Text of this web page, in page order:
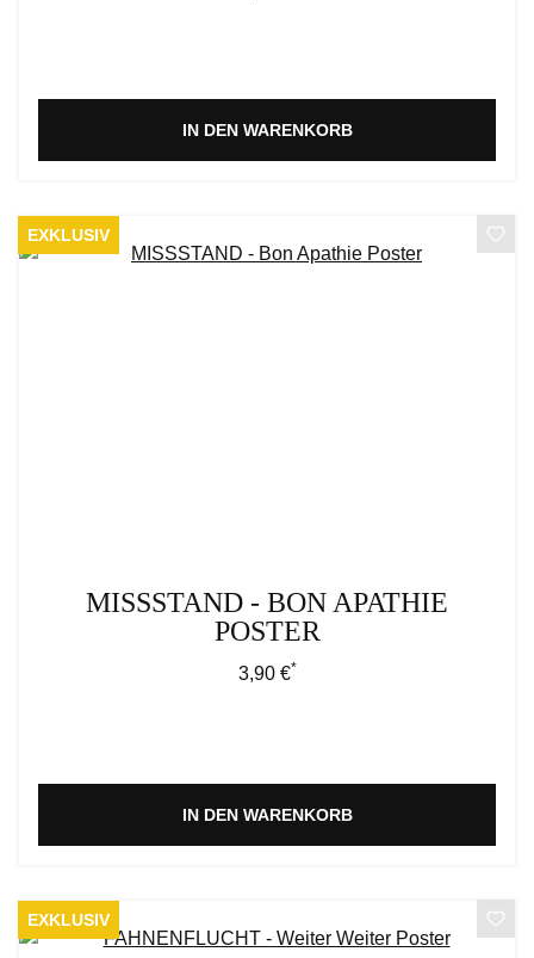
IN DEN WARENKORB
EXKLUSIV
MISSSTAND - BON APATHIE
POSTER
Regulärer Preis:
3,90 €*
IN DEN WARENKORB
EXKLUSIV